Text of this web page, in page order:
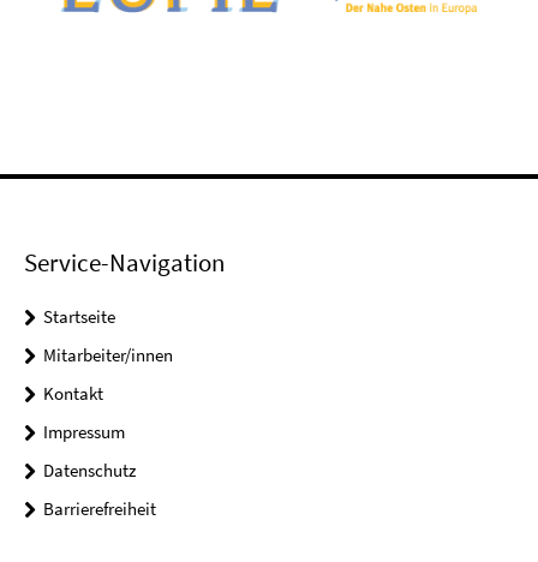
Service-Navigation
Startseite
Mitarbeiter/innen
Kontakt
Impressum
Datenschutz
Barrierefreiheit